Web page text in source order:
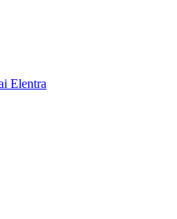
Elentra